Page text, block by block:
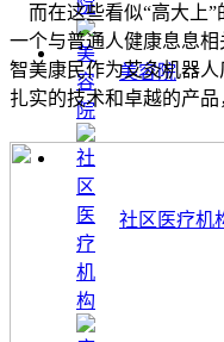
美容院
社区医疗机
而在这些看似“高大上”
一个与普通人健康息息
智美康民作为艾灸机器
扎实的技术和卓越的产品